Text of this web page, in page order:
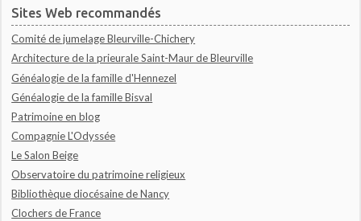
Sites Web recommandés
Comité de jumelage Bleurville-Chichery
Architecture de la prieurale Saint-Maur de Bleurville
Généalogie de la famille d'Hennezel
Généalogie de la famille Bisval
Patrimoine en blog
Compagnie L'Odyssée
Le Salon Beige
Observatoire du patrimoine religieux
Bibliothèque diocésaine de Nancy
Clochers de France